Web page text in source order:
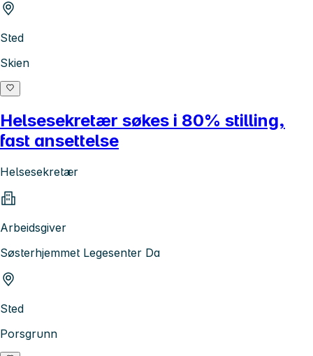
Sted
Skien
Helsesekretær søkes i 80% stilling,
fast ansettelse
Helsesekretær
Arbeidsgiver
Søsterhjemmet Legesenter Da
Sted
Porsgrunn